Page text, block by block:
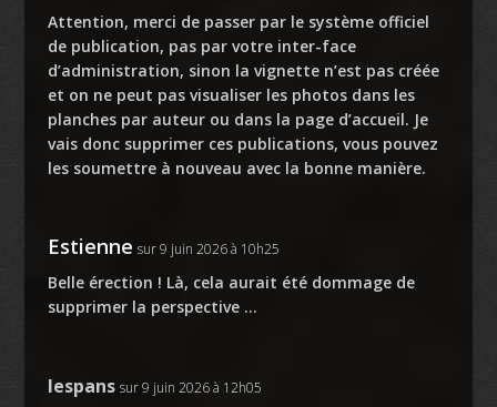
Attention, merci de passer par le système officiel
de publication, pas par votre inter-face
d’administration, sinon la vignette n’est pas créée
et on ne peut pas visualiser les photos dans les
planches par auteur ou dans la page d’accueil. Je
vais donc supprimer ces publications, vous pouvez
les soumettre à nouveau avec la bonne manière.
Estienne sur 9 juin 2026 à 10h25
Belle érection ! Là, cela aurait été dommage de
supprimer la perspective …
lespans sur 9 juin 2026 à 12h05